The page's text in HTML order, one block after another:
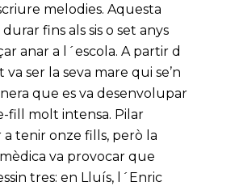
melodies. Aquesta
fins als sis o set anys
anar a l´escola. A partir d
ser la seva mare qui se’n
que es va desenvolupar
fill molt intensa. Pilar
tenir onze fills, però la
va provocar que
tres: en Lluís, l´Enric